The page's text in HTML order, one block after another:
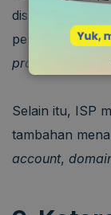
disambungkan
perlu mencari
provider.
Selain itu, ISP
tambahan
account,